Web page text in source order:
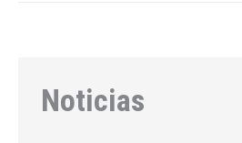
Noticias